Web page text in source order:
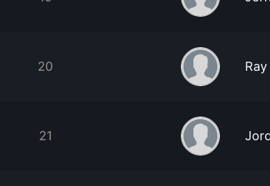
20
21